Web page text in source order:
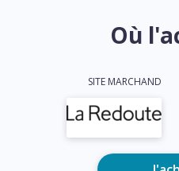
Où
SITE MARCHAND